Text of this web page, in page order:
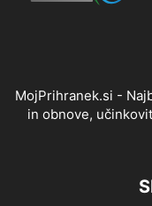
MojPrihranek.si -
in obnove,